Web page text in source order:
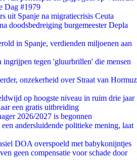
Dag #1979
uit Spanje na migratiecrisis Ceuta
doodsbedreiging burgemeester Depla
in Spanje, verdienden miljoenen aan
tegen 'gluurbrillen' die mensen
onzekerheid over Straat van Hormuz
op hoogste niveau in ruim drie jaar
een gratis uitbreiding
2026/2027 is begonnen
een andersluidende politieke mening, laat
DOA overspoeld met babykonijntjes
geen compensatie voor schade door